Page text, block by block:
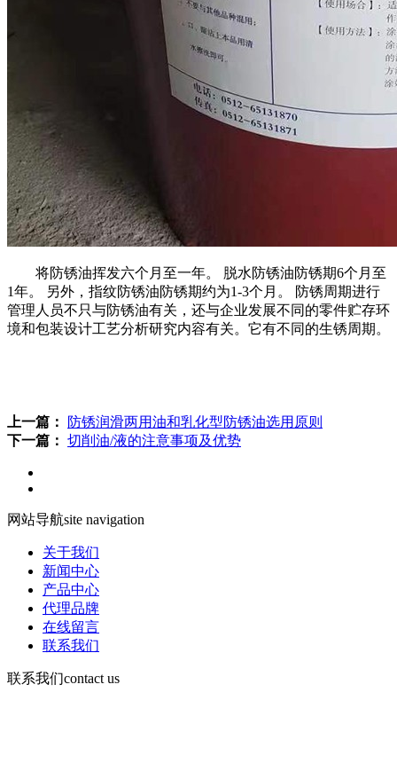
将防锈油挥发六个月至一年。 脱水防锈油防锈期6个月至
1年。 另外，指纹防锈油防锈期约为1-3个月。 防锈周期进行
管理人员不只与防锈油有关，还与企业发展不同的零件贮存环
境和包装设计工艺分析研究内容有关。它有不同的生锈周期。
上一篇：
防锈润滑两用油和乳化型防锈油选用原则
下一篇： 切削油/液的注意事项及优势
网站导航site navigation
关于我们
新闻中心
产品中心
代理品牌
在线留言
联系我们
联系我们contact us